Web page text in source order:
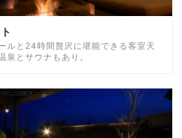
ルと24時間贅沢に堪能できる客室天
泉とサウナもあり。